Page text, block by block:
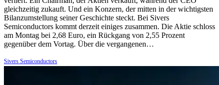
gleichzeitig zukauft. Und ein Konzern, der mitten in der wichtigsten
Bilanzumstellung seiner Geschichte steckt. Bei Sivers
Semiconductors kommt derzeit einiges zusammen. Die Aktie schloss
am Montag bei 2,68 Euro, ein Rückgang von 2,55 Prozent
gegenüber dem Vortag. Über die vergangenen…
Sivers Semiconductors